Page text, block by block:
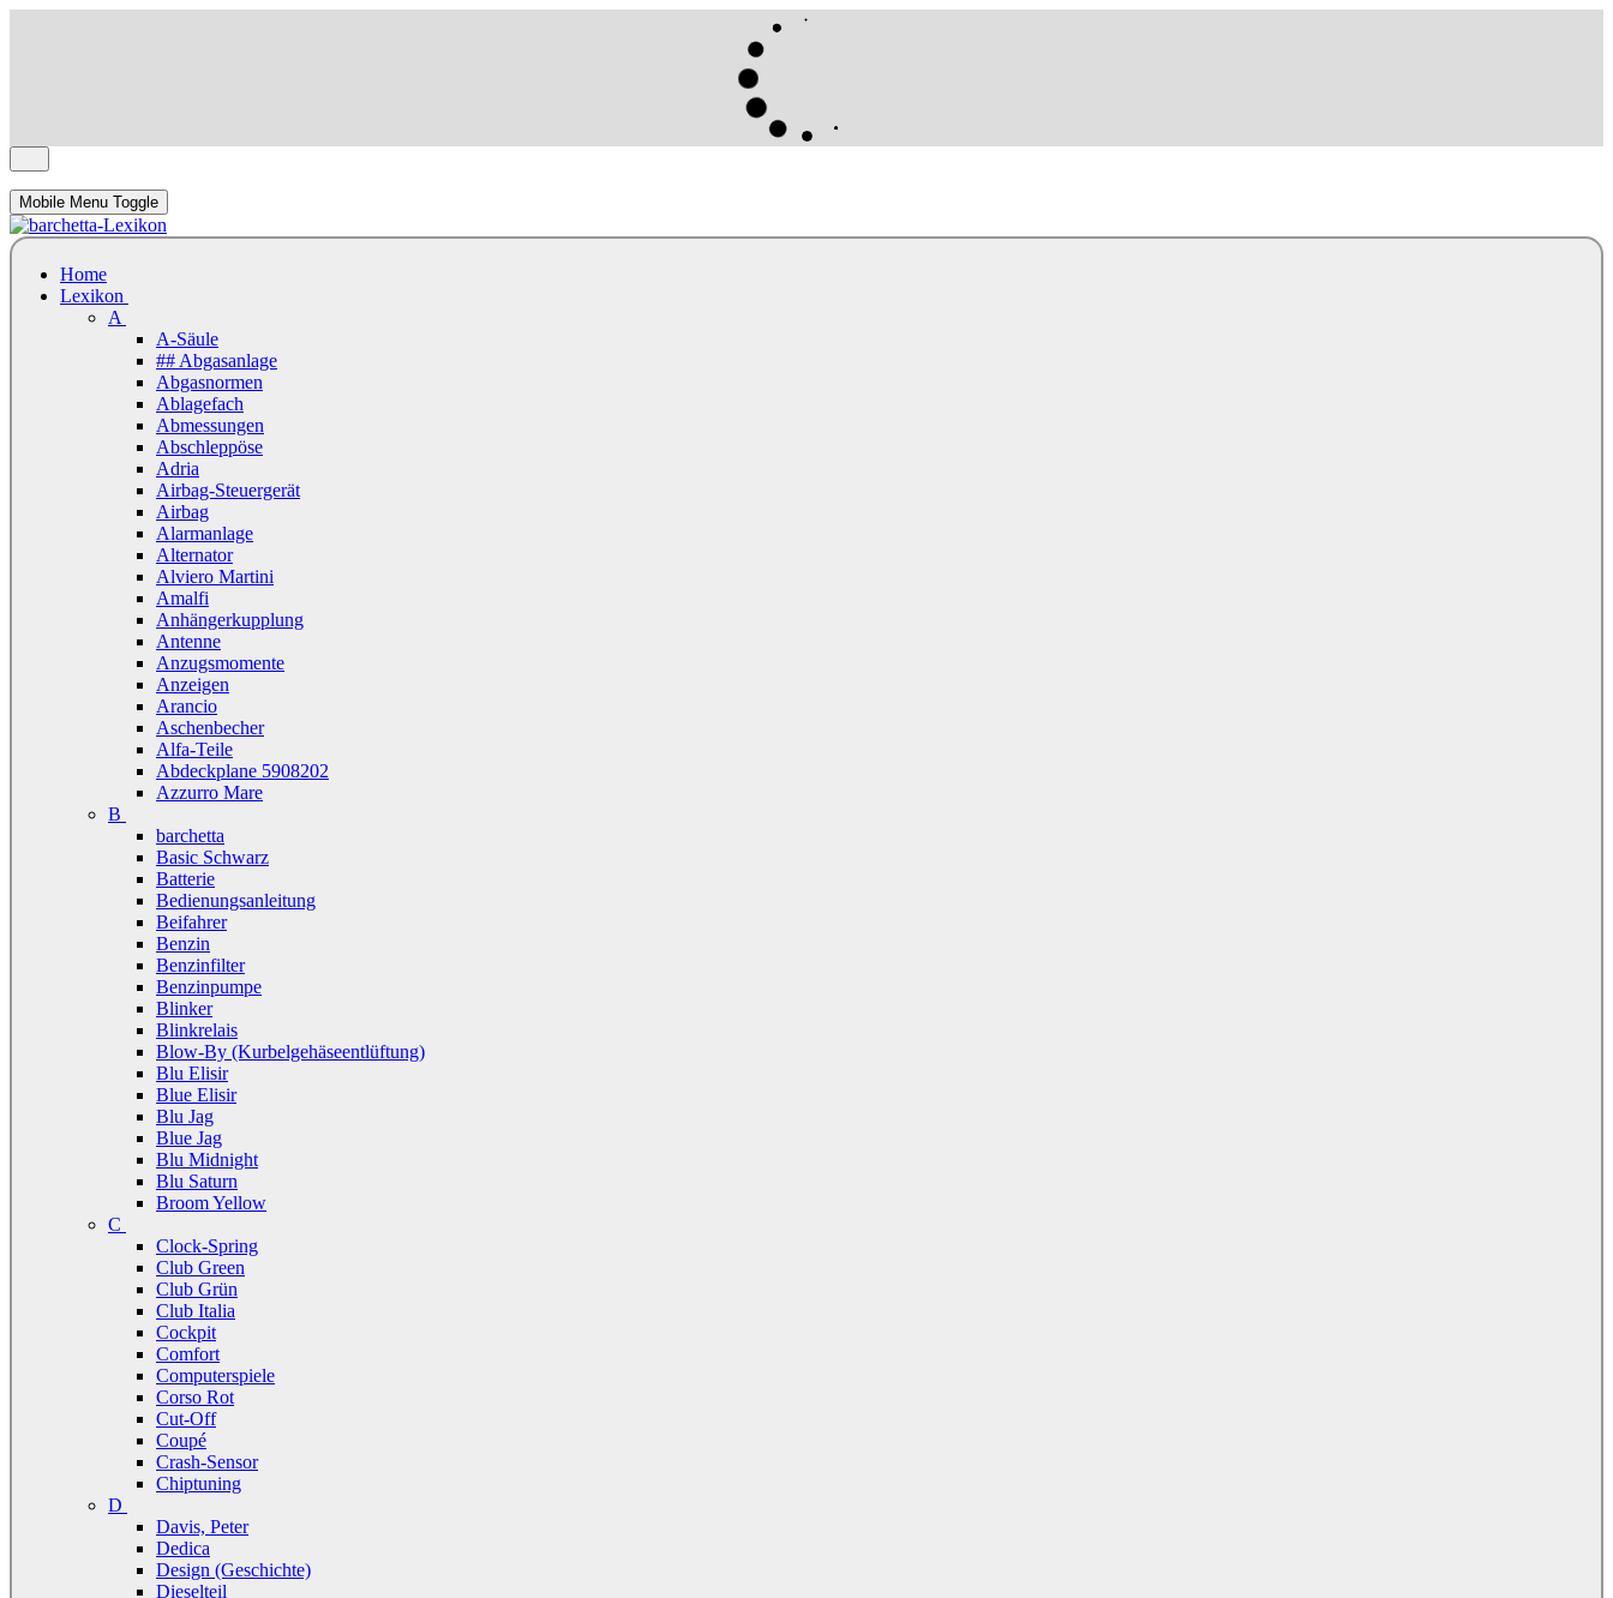
Mobile Menu Toggle
Home
Lexikon
A
A-Säule
## Abgasanlage
Abgasnormen
Ablagefach
Abmessungen
Abschleppöse
Adria
Airbag-Steuergerät
Airbag
Alarmanlage
Alternator
Alviero Martini
Amalfi
Anhängerkupplung
Antenne
Anzugsmomente
Anzeigen
Arancio
Aschenbecher
Alfa-Teile
Abdeckplane 5908202
Azzurro Mare
B
barchetta
Basic Schwarz
Batterie
Bedienungsanleitung
Beifahrer
Benzin
Benzinfilter
Benzinpumpe
Blinker
Blinkrelais
Blow-By (Kurbelgehäseentlüftung)
Blu Elisir
Blue Elisir
Blu Jag
Blue Jag
Blu Midnight
Blu Saturn
Broom Yellow
C
Clock-Spring
Club Green
Club Grün
Club Italia
Cockpit
Comfort
Computerspiele
Corso Rot
Cut-Off
Coupé
Crash-Sensor
Chiptuning
D
Davis, Peter
Dedica
Design (Geschichte)
Dieselteil